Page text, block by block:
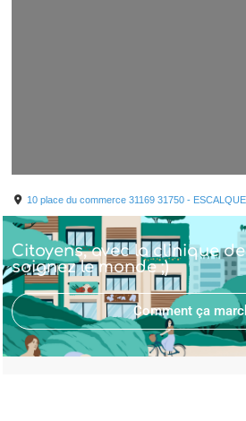
10 place du commerce 31169 31750 -
Citoyens, avec la clinique
soignez le monde ;)
Comment ça